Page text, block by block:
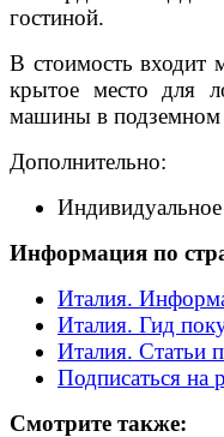
гостиной.
В стоимость входит
крытое место для
машины в подземном
Дополнительно:
Информация по
Италия.
Италия. Гид
Италия. Статьи
Подписаться на
Смотрите также: